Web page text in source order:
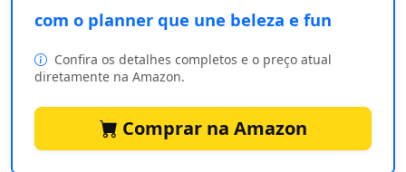
com o planner que une beleza e fun
Confira os detalhes completos e o preço atual
diretamente na Amazon.
Comprar na Amazon